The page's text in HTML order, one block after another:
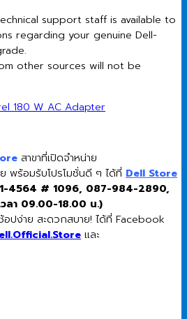
support staff is available to
regarding your genuine Dell-
other sources will not be
180 W AC Adapter
สาขาที่เปิดจำหน่าย
พร้อมรับโปรโมชั่นดี ๆ ได้ที่ Dell Store
4564 # 1096, 087-984-2890,
า 09.00-18.00 น.)
อปง่าย สะดวกสบาย! ได้ที่ Facebook
และ